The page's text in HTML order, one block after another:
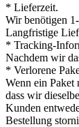
* Lieferzeit.
Wir benötigen
Langfristige
* Tracking-
Nachdem wir
* Verlorene
Wenn ein Paket
dass wir
Kunden
Bestellung